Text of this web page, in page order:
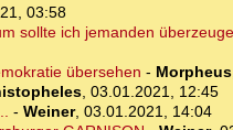
03:58
sollte ich jemanden
übersehen - Morpheus
, 03.01.2021, 12:45
- Weiner, 03.01.2021, 14:04